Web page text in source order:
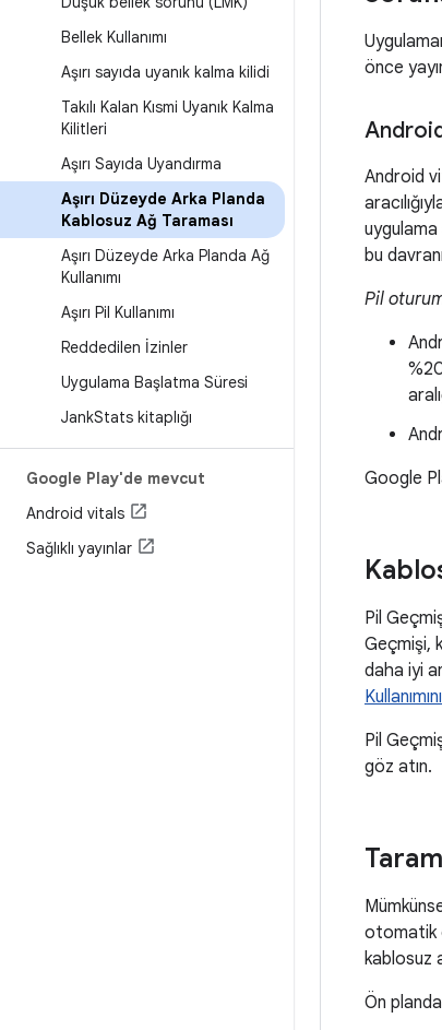
Bellek Kullanımı
Aşırı sayıda uyanık kalma kilidi
Takılı Kalan Kısmi Uyanık Kalma
Kilitleri
Aşırı Sayıda Uyandırma
Aşırı Düzeyde Arka Planda
Kablosuz Ağ Taraması
Aşırı Düzeyde Arka Planda Ağ
Kullanımı
Aşırı Pil Kullanımı
Reddedilen İzinler
Uygulama Başlatma Süresi
JankStats kitaplığı
Google Play'de mevcut
Android vitals
Sağlıklı yayınlar
önce
Android
bu
Pil
Google
Pil
Geçmişi,
daha iyi
Pil
göz atın.
otomatik
kablosuz
Ön